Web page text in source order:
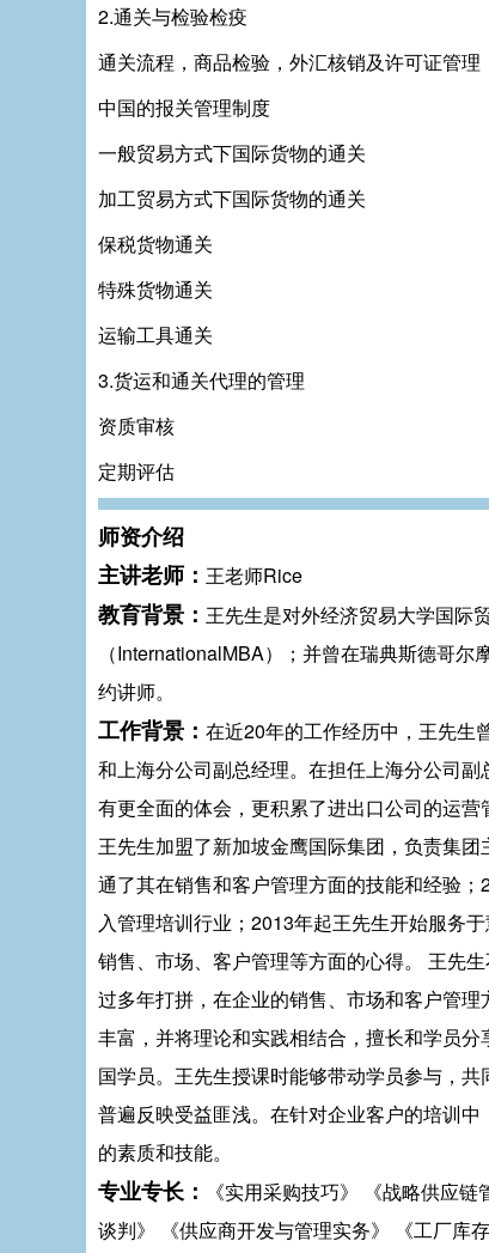
2.通关与检验检疫
通关流程，商品检验，外汇核销及许可证管理
中国的报关管理制度
一般贸易方式下国际货物的通关
加工贸易方式下国际货物的通关
保税货物通关
特殊货物通关
运输工具通关
3.货运和通关代理的管理
资质审核
定期评估
师资介绍
主讲老师： 王老师Rice
教育背景： 王先生是对外经济贸易大学国际
（InternationalMBA）；并曾在瑞典斯德哥
约讲师。
工作背景： 在近20年的工作经历中，王先生
和上海分公司副总经理。在担任上海分公司
有更全面的体会，更积累了进出口公司的运
王先生加盟了新加坡金鹰国际集团，负责集
通了其在销售和客户管理方面的技能和经验
入管理培训行业；2013年起王先生开始服务
销售、市场、客户管理等方面的心得。 王先
过多年打拼，在企业的销售、市场和客户管
丰富，并将理论和实践相结合，擅长和学员
国学员。王先生授课时能够带动学员参与，
普遍反映受益匪浅。在针对企业客户的培训
的素质和技能。
专业专长：
《实用采购技巧》 《战略供应
谈判》 《供应商开发与管理实务》 《工厂库